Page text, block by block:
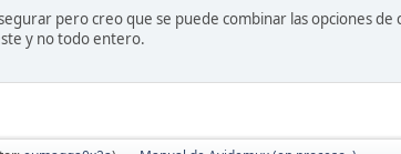
pero creo que se puede combinar las opciones
y no todo entero.